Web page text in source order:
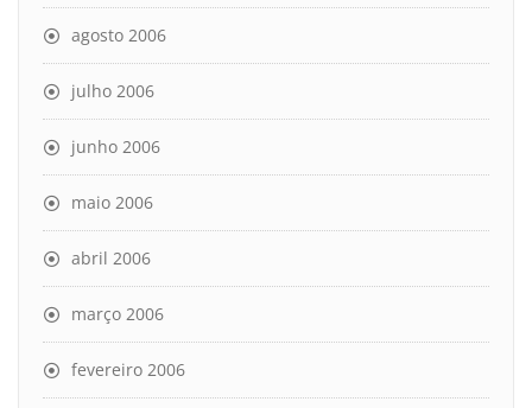
agosto 2006
julho 2006
junho 2006
maio 2006
abril 2006
março 2006
fevereiro 2006